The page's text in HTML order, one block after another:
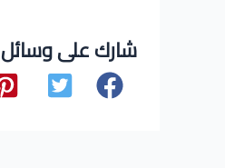
شارك على